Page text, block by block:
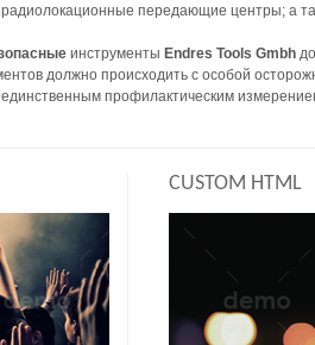
передающие центры; а
инструменты Endres Tools Gmbh
должно происходить с особой
профилактическим
CUSTOM HTML